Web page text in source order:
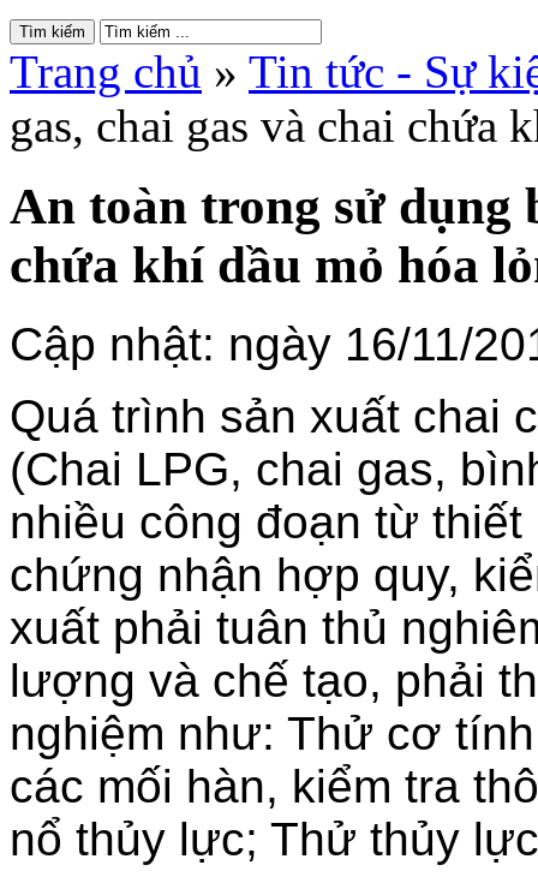
Trang chủ » Tin tức - Sự
gas, chai gas và chai chứa
An toàn trong sử dụng
chứa khí dầu mỏ hóa
Cập nhật: ngày 16/11/
Quá trình sản xuất chai
(Chai LPG, chai gas,
nhiều công đoạn từ
chứng nhận hợp quy,
xuất phải tuân thủ
lượng và chế tạo, phải
nghiệm như: Thử cơ
các mối hàn, kiểm tra
nổ thủy lực; Thử thủy